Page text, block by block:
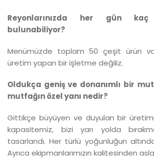
Reyonlarınızda her gün
bulunabiliyor?
Menümüzde toplam 50 çeşit ürün
üretim yapan bir işletme değiliz.
Oldukça geniş ve donanımlı bir
mutfağın özel yanı nedir?
Gittikçe büyüyen ve duyulan bir
kapasitemiz, bizi yarı yolda
tasarlandı. Her türlü yoğunluğun
Ayrıca ekipmanlarımızın kalitesinden